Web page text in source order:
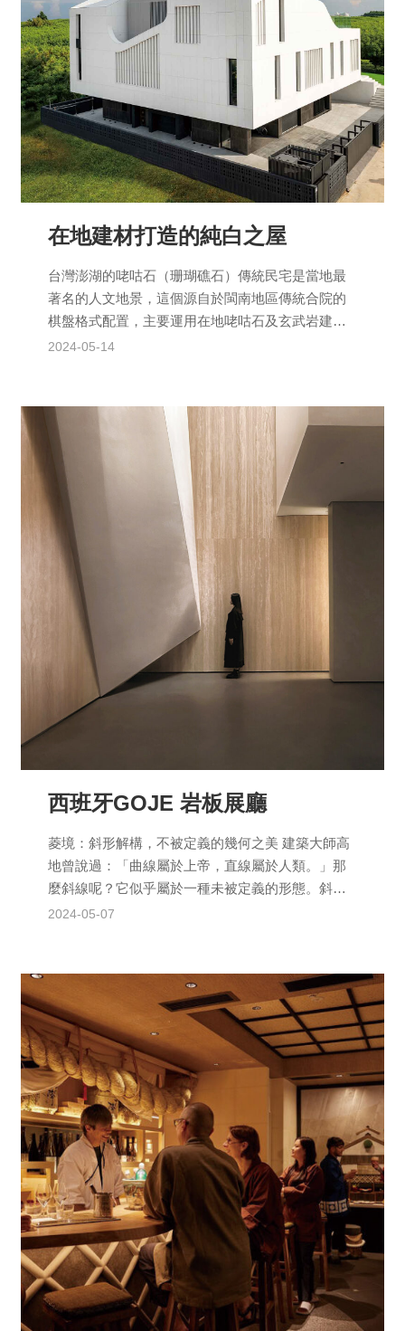
在地建材打造的純白之屋
台灣澎湖的咾咕石（珊瑚礁石）傳統民宅是當地最
著名的人文地景，這個源自於閩南地區傳統合院的
棋盤格式配置，主要運用在地咾咕石及玄武岩建造
而成，形構出具地方特色的民宅建築。澎湖獨特的
2024-05-14
西班牙GOJE 岩板展廳
菱境：斜形解構，不被定義的幾何之美 建築大師高
地曾說過：「曲線屬於上帝，直線屬於人類。」那
麼斜線呢？它似乎屬於一種未被定義的形態。斜形
的物體從物理學的角度來看具有多重性；既代表了
2024-05-07